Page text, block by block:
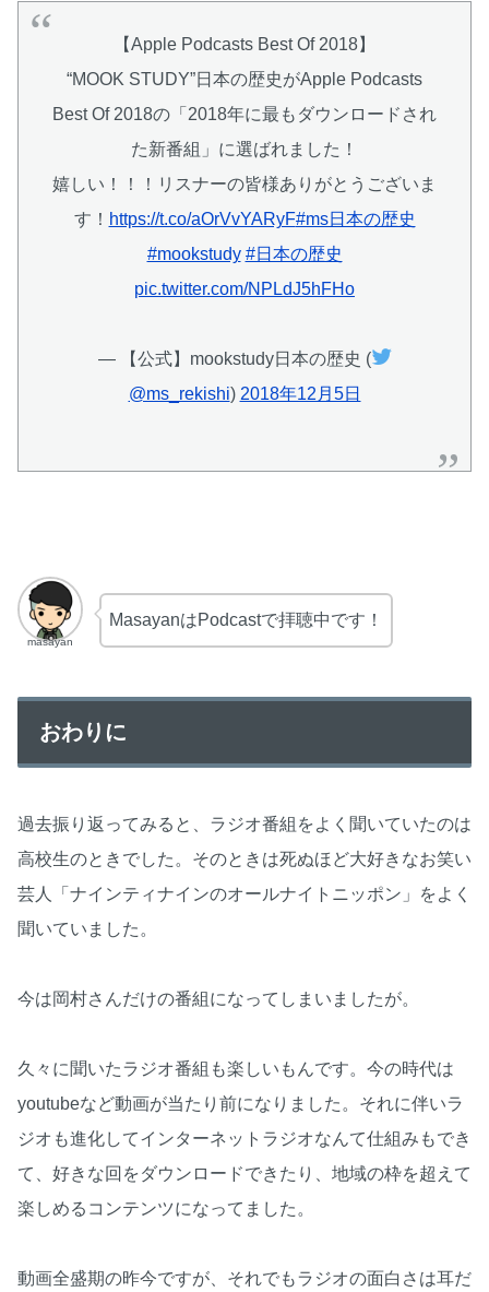
【Apple Podcasts Best Of 2018】
“MOOK STUDY”日本の歴史がApple Podcasts
Best Of 2018の「2018年に最もダウンロードされ
た新番組」に選ばれました！
嬉しい！！！リスナーの皆様ありがとうございま
す！ https://t.co/aOrVvYARyF#ms日本の歴史
#mookstudy #日本の歴史
pic.twitter.com/NPLdJ5hFHo
— 【公式】mookstudy日本の歴史 (
@ms_rekishi) 2018年12月5日
masayan
MasayanはPodcastで拝聴中です！
おわりに
過去振り返ってみると、ラジオ番組をよく聞いていたのは
高校生のときでした。そのときは死ぬほど大好きなお笑い
芸人「ナインティナインのオールナイトニッポン」をよく
聞いていました。
今は岡村さんだけの番組になってしまいましたが。
久々に聞いたラジオ番組も楽しいもんです。今の時代は
youtubeなど動画が当たり前になりました。それに伴いラ
ジオも進化してインターネットラジオなんて仕組みもでき
て、好きな回をダウンロードできたり、地域の枠を超えて
楽しめるコンテンツになってました。
動画全盛期の昨今ですが、それでもラジオの面白さは耳だ